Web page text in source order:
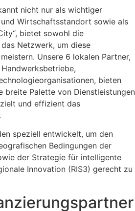
nicht nur als wichtiger
Wirtschaftsstandort sowie als
bietet sowohl die
Netzwerk, um diese
Unsere 6 lokalen Partner,
bieten
breite Palette von Dienstleistungen
und effizient das
speziell entwickelt, um den
Bedingungen der
der Strategie für intelligente
Innovation (RIS3) gerecht zu